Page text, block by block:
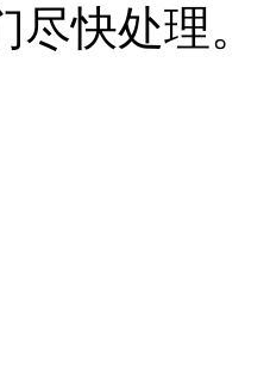
快处理。